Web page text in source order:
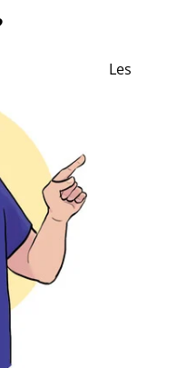
Les